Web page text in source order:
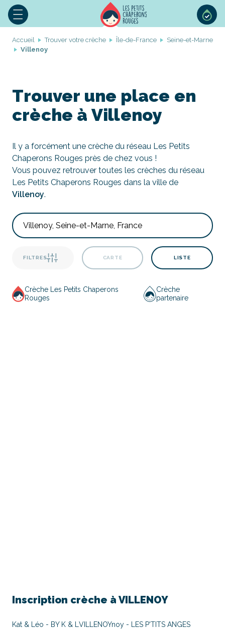
Accueil Trouver votre crèche Île-de-France
Seine-et-Marne
Villenoy
Trouver une place en
crèche à Villenoy
Il y a forcément une crèche du réseau Les Petits
Chaperons Rouges près de chez vous !
Vous pouvez retrouver toutes les crèches du réseau
Les Petits Chaperons Rouges dans la ville de
Villenoy.
FILTRES CARTE LISTE
Crèche Les Petits Chaperons
Rouges
Crèche
partenaire
Inscription crèche à VILLENOY
Kat & Léo - BY K & L VILLENOYnoy - LES P'TITS ANGES